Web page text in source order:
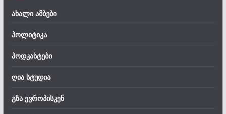
ახალი ამბები
პოლიტიკა
პოდკასტები
ღია სტუდია
გზა ევროპისკენ